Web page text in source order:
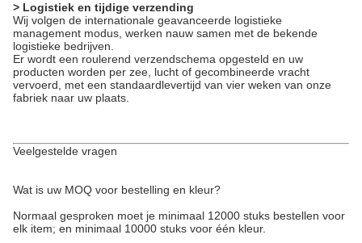
> Logistiek en tijdige verzending
Wij volgen de internationale geavanceerde logistieke
management modus, werken nauw samen met de bekende
logistieke bedrijven.
Er wordt een roulerend verzendschema opgesteld en uw
producten worden per zee, lucht of gecombineerde vracht
vervoerd, met een standaardlevertijd van vier weken van onze
fabriek naar uw plaats.
Veelgestelde vragen
Wat is uw MOQ voor bestelling en kleur?
Normaal gesproken moet je minimaal 12000 stuks bestellen voor
elk item; en minimaal 10000 stuks voor één kleur.